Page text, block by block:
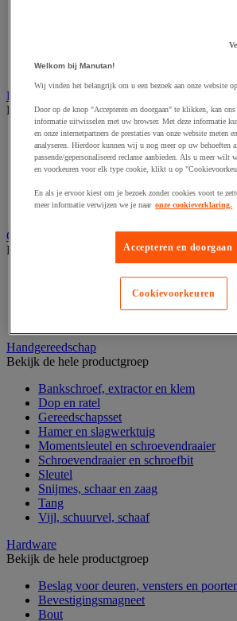
Accessoires voor zaag
Elektrische toebehoren en verlichting
Bekijk de hele productgroep
Accessoires voor elektrisch
Batterij, oplader en kabel
Elektrische kabel
Verlengsnoer, stekkerdoos en
Wandcontactdoos en schakelaar
Gereedschap opbergen
Bekijk de hele productgroep
Assortimentsdoos en gereedschapkoffer
Gereedschapskist en opbergtas
Gereedschapskoffer en versterkte kist
Handgereedschap
Bekijk de hele productgroep
Bankschroef, extractor en klem
Dop en ratel
Gereedschapsset
Hamer en slagwerktuig
Momentsleutel en schroevendraaier
Schroevendraaier en schroefbit
Sleutel
Snijmes, schaar en zaag
Tang
Vijl, schuurvel, schaaf
Hardware
Bekijk de hele productgroep
Beslag voor deuren, vensters en
Bevestigingsmagneet
Bout
Welkom bij Manutan!
Wij vinden het belangrijk om u een bezoek aan onze website
Door op de knop "Accepteren en doorgaan" te klikken, kan
informatie uitwisselen met uw browser. Met deze informatie
en onze internetpartners de prestaties van onze website meten
analyseren. Hierdoor kunnen wij u nog meer op uw behoeften
passende/gepersonaliseerd reclame aanbieden. Als u meer wilt
en voorkeuren voor elk type cookie, klikt u op
En als je ervoor kiest om je bezoek zonder cookies voort te
meer informatie verwijzen we je naar onze cookieverklaring.
Accepteren en doorgaan
Cookievoorkeuren